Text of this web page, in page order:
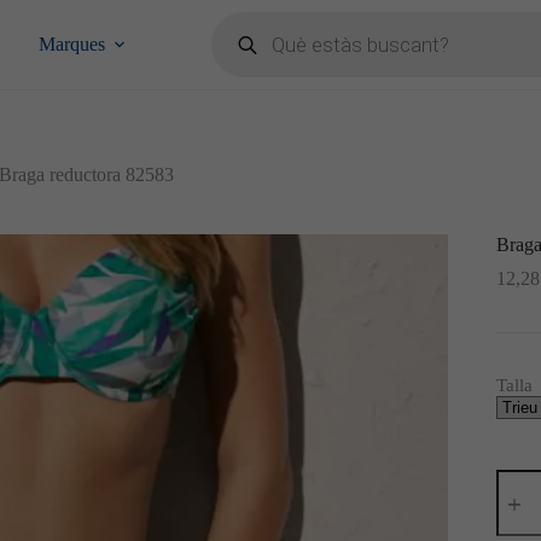
Marques
search
Braga reductora 82583
12,28
Talla
de